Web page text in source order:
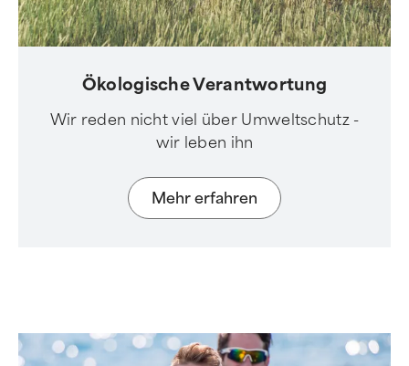
Ökologische Verantwortung
Wir reden nicht viel über Umweltschutz -
wir leben ihn
Mehr erfahren